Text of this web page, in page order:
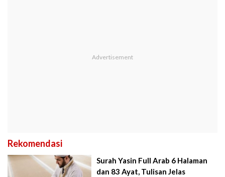
Rekomendasi
Surah Yasin Full Arab 6 Halaman
dan 83 Ayat, Tulisan Jelas